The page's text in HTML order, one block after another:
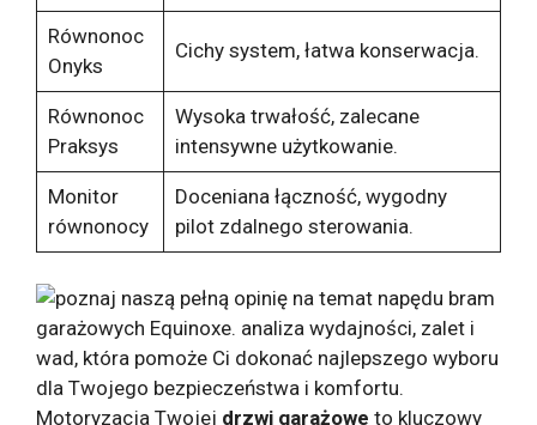
Równonoc
Onyks
Cichy system, łatwa konserwacja.
Równonoc
Praksys
Wysoka trwałość, zalecane
intensywne użytkowanie.
Monitor
równonocy
Doceniana łączność, wygodny
pilot zdalnego sterowania.
Motoryzacja Twojej drzwi garażowe to kluczowy